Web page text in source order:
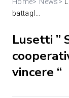
Home> News>
battagl...
Lusetti ”
vincere “